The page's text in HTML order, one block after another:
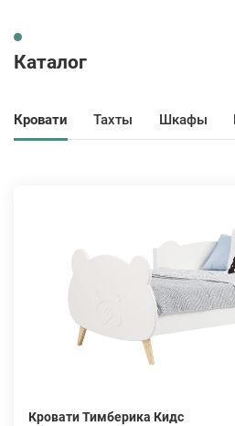
Каталог
Кровати Тахты Шкафы
Кровати Тимберика Кидс